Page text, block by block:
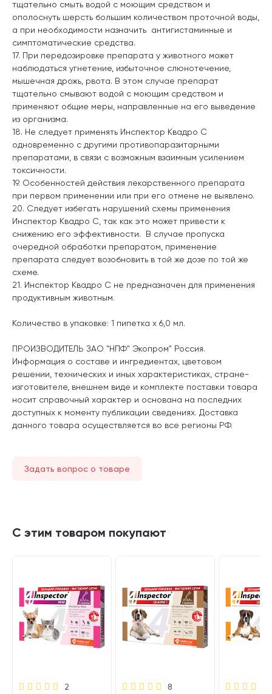
тщательно смыть водой с моющим средством и
ополоснуть шерсть большим количеством проточной воды,
а при необходимости назначить антигистаминные и
симптоматические средства.
17. При передозировке препарата у животного может
наблюдаться угнетение, избыточное слюнотечение,
мышечная дрожь, рвота. В этом случае препарат
тщательно смывают водой с моющим средством и
применяют общие меры, направленные на его выведение
из организма.
18. Не следует применять Инспектор Квадро С
одновременно с другими противопаразитарными
препаратами, в связи с возможным взаимным усилением
токсичности.
19. Особенностей действия лекарственного препарата
при первом применении или при его отмене не выявлено.
20. Следует избегать нарушений схемы применения
Инспектор Квадро С, так как это может привести к
снижению его эффективности. В случае пропуска
очередной обработки препаратом, применение
препарата следует возобновить в той же дозе по той же
схеме.
21. Инспектор Квадро С не предназначен для применения
продуктивным животным.
Количество в упаковке: 1 пипетка х 6,0 мл.
ПРОИЗВОДИТЕЛЬ ЗАО "НПФ" Экопром" Россия.
Информация о составе и ингредиентах, цветовом
решении, технических и иных характеристиках, стране-
изготовителе, внешнем виде и комплекте поставки товара
носит справочный характер и основана на последних
доступных к моменту публикации сведениях. Доставка
данного товара осуществляется во все регионы РФ.
Задать вопрос о товаре
С этим товаром покупают
2 8